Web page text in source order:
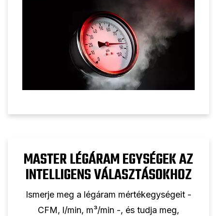
MASTER LÉGÁRAM EGYSÉGEK AZ
INTELLIGENS VÁLASZTÁSOKHOZ
Ismerje meg a légáram mértékegységeit -
CFM, l/min, m³/min -, és tudja meg,